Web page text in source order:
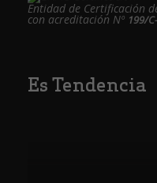
Entidad de Certificación
con acreditación Nº 199/
Es Tendencia